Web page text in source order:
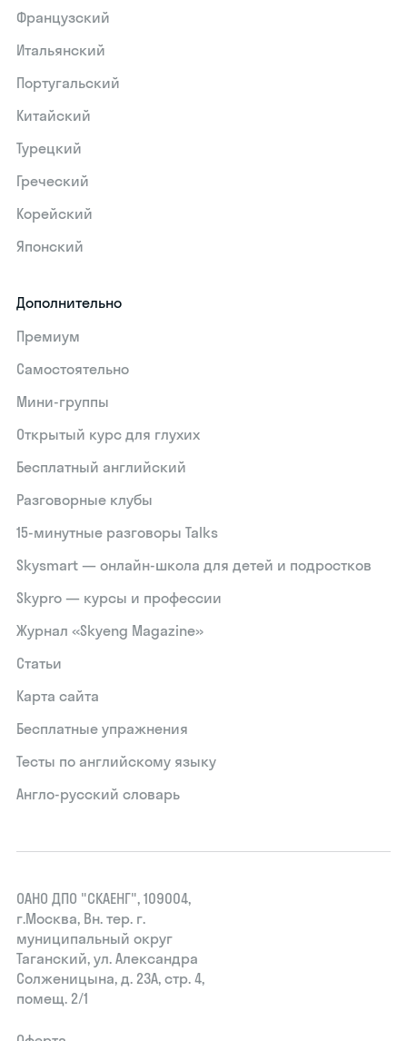
Французский
Итальянский
Португальский
Китайский
Турецкий
Греческий
Корейский
Японский
Дополнительно
Премиум
Самостоятельно
Мини-группы
Открытый курс для глухих
Бесплатный английский
Разговорные клубы
15‑минутные разговоры Talks
Skysmart — онлайн-школа для детей и подростков
Skypro — курсы и профессии
Журнал «Skyeng Magazine»
Статьи
Карта сайта
Бесплатные упражнения
Тесты по английскому языку
Англо-русский словарь
ОАНО ДПО "СКАЕНГ", 109004,
г.Москва, Вн. тер. г.
муниципальный округ
Таганский, ул. Александра
Солженицына, д. 23А, стр. 4,
помещ. 2/1